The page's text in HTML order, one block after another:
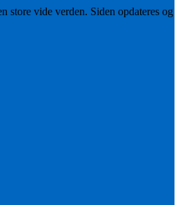
store vide verden. Siden opdateres og